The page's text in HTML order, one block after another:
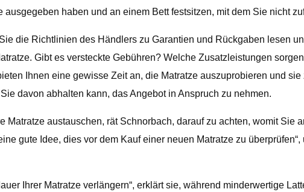
haben und an einem Bett festsitzen, mit dem Sie nicht
die Richtlinien des Händlers zu Garantien und Rückgaben lesen
Gibt es versteckte Gebühren? Welche Zusatzleistungen
Ihnen eine gewisse Zeit an, die Matratze auszuprobieren und
davon abhalten kann, das Angebot in Anspruch zu nehmen.
austauschen, rät Schnorbach, darauf zu achten, womit Sie
gute Idee, dies vor dem Kauf einer neuen Matratze zu
Ihrer Matratze verlängern“, erklärt sie, während minderwertige